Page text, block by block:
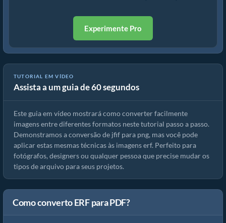
Experimente Pro
TUTORIAL EM VÍDEO
Assista a um guia de 60 segundos
Como converter formato de imagem online
Este guia em vídeo mostrará como converter facilmente
imagens entre diferentes formatos neste tutorial passo a passo.
Demonstramos a conversão de jfif para png, mas você pode
aplicar estas mesmas técnicas às imagens erf. Perfeito para
fotógrafos, designers ou qualquer pessoa que precise mudar os
tipos de arquivo para seus projetos.
Como converto ERF para PDF?